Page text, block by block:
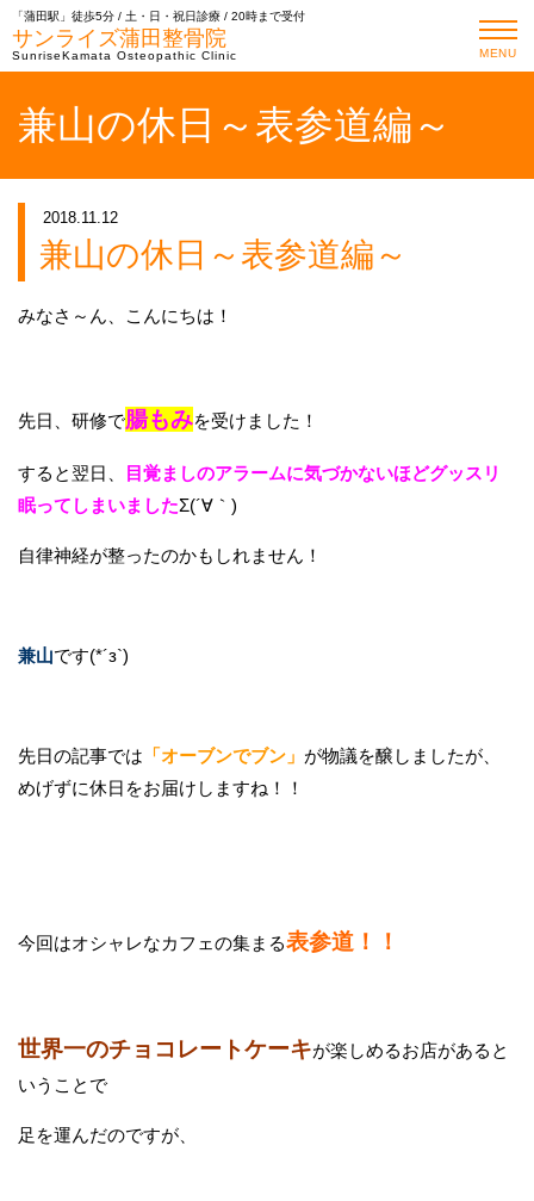
「蒲田駅」徒歩5分 / 土・日・祝日診療 / 20時まで受付
サンライズ蒲田整骨院
SunriseKamata Osteopathic Clinic MENU
兼山の休日～表参道編～
2018.11.12
兼山の休日～表参道編～
みなさ～ん、こんにちは！
先日、研修で腸もみを受けました！
すると翌日、
目覚ましのアラームに気づかないほどグッスリ
眠ってしまいましたΣ(´∀｀)
自律神経が整ったのかもしれません！
兼山です(*´з`)
先日の記事では 「オーブンでブン」 が物議を醸しましたが、
めげずに休日をお届けしますね！！
今回はオシャレなカフェの集まる表参道！！
世界一のチョコレートケーキが楽しめるお店があると
いうことで
足を運んだのですが、